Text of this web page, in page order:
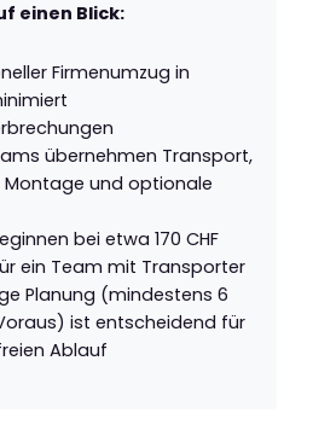
einen Blick:
Firmenumzug in
übernehmen Transport,
und optionale
bei etwa 170 CHF
ein Team mit Transporter
Planung (mindestens 6
ist entscheidend für
Ablauf